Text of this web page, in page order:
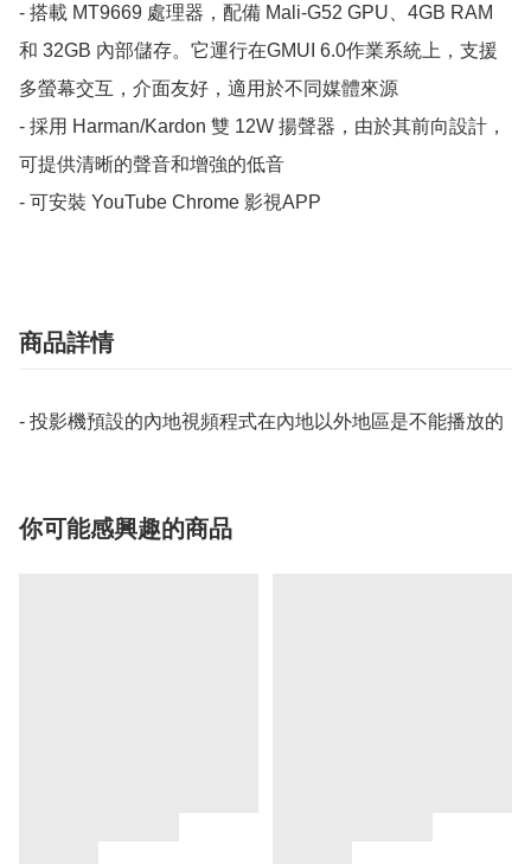
- 搭載 MT9669 處理器，配備 Mali-G52 GPU、4GB RAM
和 32GB 內部儲存。它運行在GMUI 6.0作業系統上，支援
多螢幕交互，介面友好，適用於不同媒體來源
- 採用 Harman/Kardon 雙 12W 揚聲器，由於其前向設計，
可提供清晰的聲音和增強的低音
- 可安裝 YouTube Chrome 影視APP
商品詳情
- 投影機預設的內地視頻程式在內地以外地區是不能播放的
你可能感興趣的商品